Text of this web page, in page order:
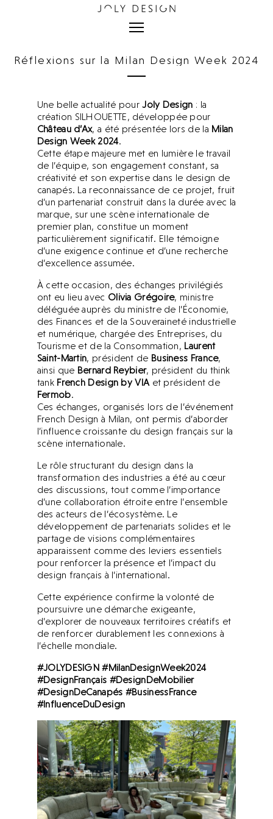
Derniers projets
Derniers projets
Archives
Archives
Actualités
Actualités
Presse
Presse
L’agence
Réflexions sur la Milan Design Week 2024
Une belle actualité pourJoly Design : la
création SILHOUETTE, développée pour
Château d’Ax, a été présentée lors de la Milan
Design Week 2024.
Cette étape majeure met en lumière le travail
de l’équipe, son engagement constant, sa
créativité et son expertise dans le design de
canapés. La reconnaissance de ce projet, fruit
d’un partenariat construit dans la durée avec la
marque, sur une scène internationale de
premier plan, constitue un moment
particulièrement significatif. Elle témoigne
d’une exigence continue et d’une recherche
d’excellence assumée.
À cette occasion, des échanges privilégiés
ont eu lieu avec Olivia Grégoire, ministre
déléguée auprès du ministre de l’Économie,
des Finances et de la Souveraineté industrielle
et numérique, chargée des Entreprises, du
Tourisme et de la Consommation, Laurent
Saint-Martin, président de Business France,
ainsi que Bernard Reybier, président du think
tank French Design by VIAet président de
Fermob.
Ces échanges, organisés lors de l’événement
French Design à Milan, ont permis d’aborder
l’influence croissante du design français sur la
scène internationale.
Le rôle structurant du design dans la
transformation des industries a été au cœur
des discussions, tout comme l’importance
d’une collaboration étroite entre l’ensemble
des acteurs de l’écosystème. Le
développement de partenariats solides et le
partage de visions complémentaires
apparaissent comme des leviers essentiels
pour renforcer la présence et l’impact du
design français à l’international.
Cette expérience confirme la volonté de
poursuivre une démarche exigeante,
d’explorer de nouveaux territoires créatifs et
de renforcer durablement les connexions à
l’échelle mondiale.
#JOLYDESIGN #MilanDesignWeek2024
#DesignFrançais #DesignDeMobilier
#DesignDeCanapés #BusinessFrance
#InfluenceDuDesign